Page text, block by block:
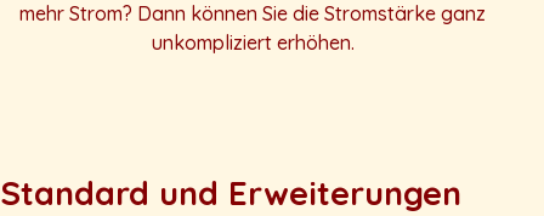
mehr Strom? Dann können Sie die Stromstärke ganz
unkompliziert erhöhen.
Standard und Erweiterungen